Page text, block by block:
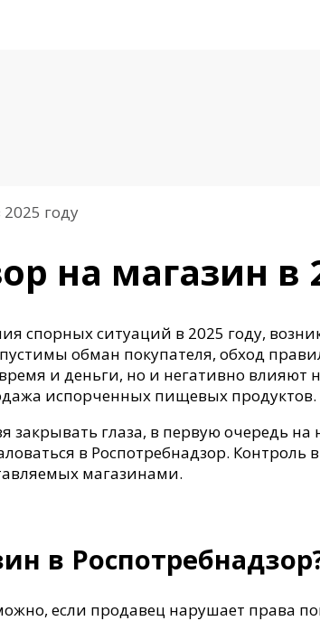
году
на магазин в
спорных ситуаций в 2025 году,
обман покупателя, обход
и деньги, но и негативно влияют
испорченных пищевых продуктов.
закрывать глаза, в первую очередь
в Роспотребнадзор.
магазинами.
в
если продавец нарушает права